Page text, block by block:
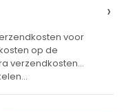
›
voor
op de
verzendkosten